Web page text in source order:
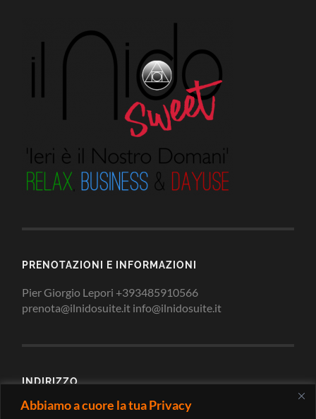
Abbiamo a cuore la tua Privacy
PRENOTAZIONI E INFORMAZIONI
Pier Giorgio Lepori +393485910566
prenota@ilnidosuite.it info@ilnidosuite.it
INDIRIZZO
Via Loreto 2/c 62010 Montecosaro Scalo Macerata -